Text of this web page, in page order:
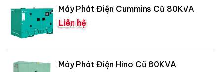
Máy Phát Điện Cummins Cũ 80KVA
Liên hệ
Máy Phát Điện Hino Cũ 80KVA